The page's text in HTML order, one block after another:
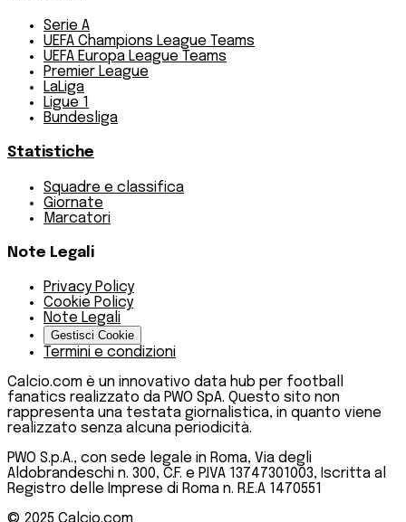
Serie A
UEFA Champions League Teams
UEFA Europa League Teams
Premier League
LaLiga
Ligue 1
Bundesliga
Statistiche
Squadre e classifica
Giornate
Marcatori
Note Legali
Privacy Policy
Cookie Policy
Note Legali
Gestisci Cookie
Termini e condizioni
Calcio.com è un innovativo data hub per football
fanatics realizzato da PWO SpA. Questo sito non
rappresenta una testata giornalistica, in quanto viene
realizzato senza alcuna periodicità.
PWO S.p.A., con sede legale in Roma, Via degli
Aldobrandeschi n. 300, C.F. e P.IVA 13747301003, Iscritta al
Registro delle Imprese di Roma n. R.E.A 1470551